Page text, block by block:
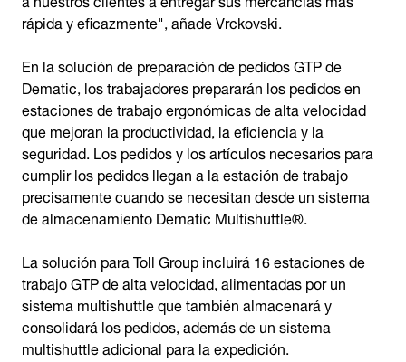
rápida y eficazmente", añade Vrckovski.
En la solución de preparación de pedidos GTP de
Dematic, los trabajadores prepararán los pedidos en
estaciones de trabajo ergonómicas de alta velocidad
que mejoran la productividad, la eficiencia y la
seguridad. Los pedidos y los artículos necesarios para
cumplir los pedidos llegan a la estación de trabajo
precisamente cuando se necesitan desde un sistema
de almacenamiento Dematic Multishuttle®.
La solución para Toll Group incluirá 16 estaciones de
trabajo GTP de alta velocidad, alimentadas por un
sistema multishuttle que también almacenará y
consolidará los pedidos, además de un sistema
multishuttle adicional para la expedición.